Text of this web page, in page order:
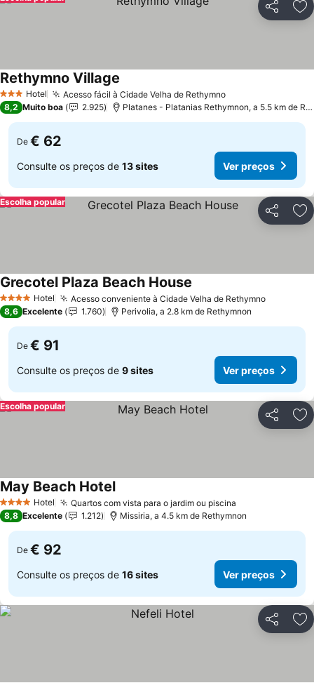
Partilhar
3 EstrelasHotel Acesso fácil à Cidade Velha de Rethymno
Rethymno Village
8,2 Muito boa 2.925 Platanes - Platanias Rethymnon, a 5.5 km de Rethymnon
De € 62
Consulte os preços de 13 sites Ver preços
Partilhar
Escolha popular
4 EstrelasHotel Acesso conveniente à Cidade Velha de Rethymno
Grecotel Plaza Beach House
8,6 Excelente 1.760 Perivolia, a 2.8 km de Rethymnon
De € 91
Consulte os preços de 9 sites Ver preços
Partilhar
Escolha popular
4 EstrelasHotel Quartos com vista para o jardim ou piscina
May Beach Hotel
8,8 Excelente 1.212 Missiria, a 4.5 km de Rethymnon
De € 92
Consulte os preços de 16 sites Ver preços
Partilhar